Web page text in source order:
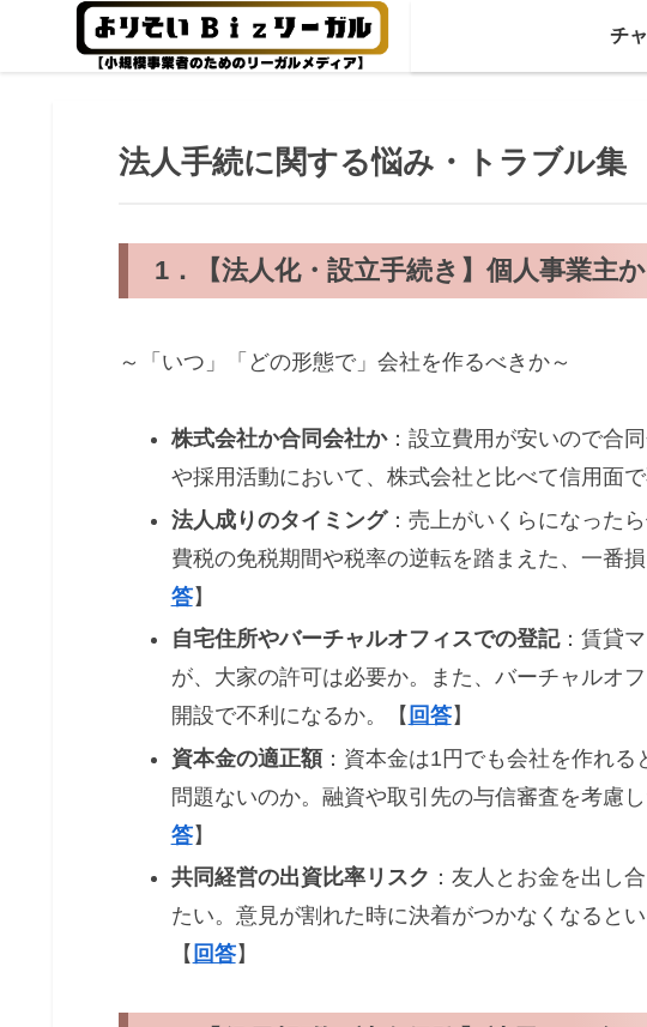
チ
法人手続に関する悩み・トラブル集
1．【法人化・設立手続き】個人事業主
～「いつ」「どの形態で」会社を作るべきか～
株式会社か合同会社か：設立費用が安いので合
や採用活動において、株式会社と比べて信用面
法人成りのタイミング：売上がいくらになった
費税の免税期間や税率の逆転を踏まえた、一番
答】
自宅住所やバーチャルオフィスでの登記：賃貸
が、大家の許可は必要か。また、バーチャルオ
開設で不利になるか。【 回答】
資本金の適正額：資本金は1円でも会社を作れる
問題ないのか。融資や取引先の与信審査を考慮
答】
共同経営の出資比率リスク ：友人とお金を出し
たい。意見が割れた時に決着がつかなくなると
【 回答】